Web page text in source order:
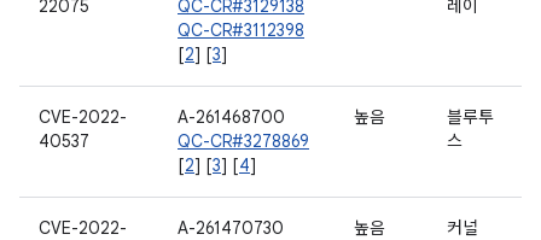
22075
QC-CR#3129138
QC-CR#3112398
[2] [3]
레이
CVE-2022-
40537
A-261468700
QC-CR#3278869
[2] [3] [4]
높음
블루투
스
CVE-2022-
A-261470730
높음 커널